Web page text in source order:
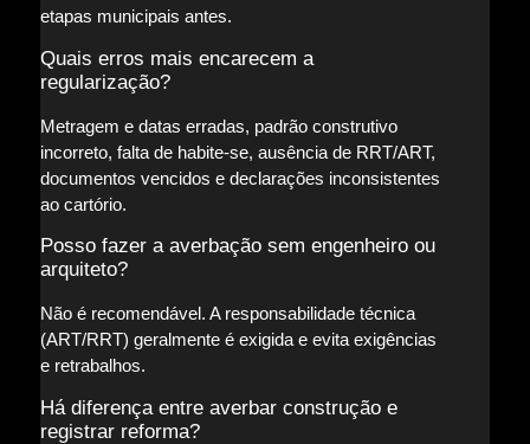
etapas municipais antes.
Quais erros mais encarecem a
regularização?
Metragem e datas erradas, padrão construtivo
incorreto, falta de habite-se, ausência de RRT/ART,
documentos vencidos e declarações inconsistentes
ao cartório.
Posso fazer a averbação sem engenheiro ou
arquiteto?
Não é recomendável. A responsabilidade técnica
(ART/RRT) geralmente é exigida e evita exigências
e retrabalhos.
Há diferença entre averbar construção e
registrar reforma?